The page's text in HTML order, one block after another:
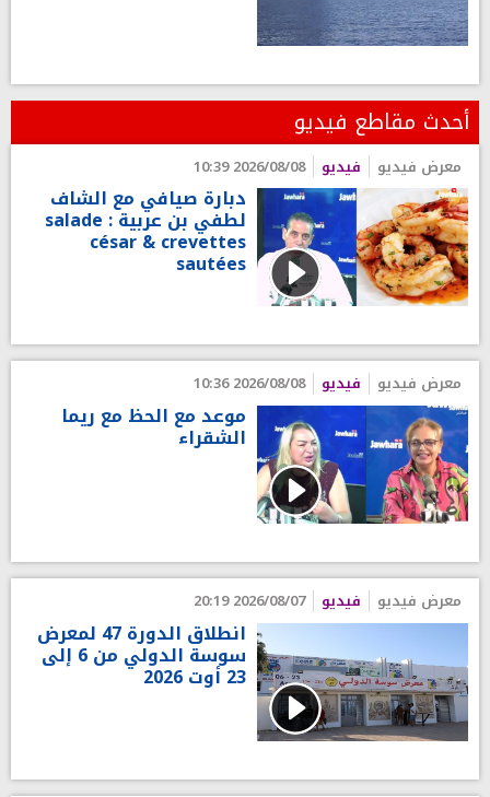
أحدث مقاطع فيديو
معرض فيديو فيديو 2026/08/08 10:39
دبارة صيافي مع الشاف
لطفي بن عربية : salade
césar & crevettes
sautées
معرض فيديو فيديو 2026/08/08 10:36
موعد مع الحظ مع ريما
الشقراء
معرض فيديو فيديو 2026/08/07 20:19
انطلاق الدورة 47 لمعرض
سوسة الدولي من 6 إلى
23 أوت 2026